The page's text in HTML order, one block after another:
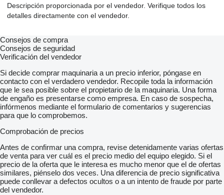
Descripción proporcionada por el vendedor. Verifique todos los
detalles directamente con el vendedor.
Consejos de compra
Consejos de seguridad
Verificación del vendedor
Si decide comprar maquinaria a un precio inferior, póngase en
contacto con el verdadero vendedor. Recopile toda la información
que le sea posible sobre el propietario de la maquinaria. Una forma
de engaño es presentarse como empresa. En caso de sospecha,
infórmenos mediante el formulario de comentarios y sugerencias
para que lo comprobemos.
Comprobación de precios
Antes de confirmar una compra, revise detenidamente varias ofertas
de venta para ver cuál es el precio medio del equipo elegido. Si el
precio de la oferta que le interesa es mucho menor que el de ofertas
similares, piénselo dos veces. Una diferencia de precio significativa
puede conllevar a defectos ocultos o a un intento de fraude por parte
del vendedor.